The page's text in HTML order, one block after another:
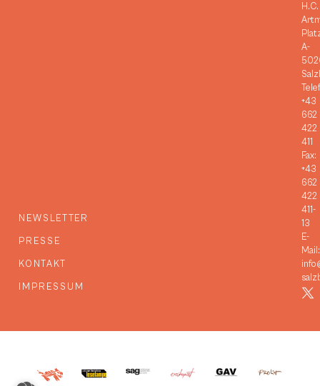
NEWSLETTER
PRESSE
KONTAKT
IMPRESSUM
H.C.
A-
+43
662
422
411
Fax:
+43
662
422
411-
13
E-
Mail: